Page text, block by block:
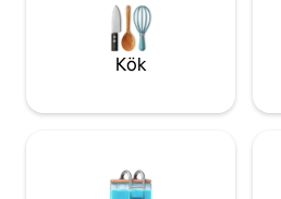
vandringsavstånd (marknadsplats,
shopping, ossuary i den chatholiska
kyrkan). En TV finns.
Kök